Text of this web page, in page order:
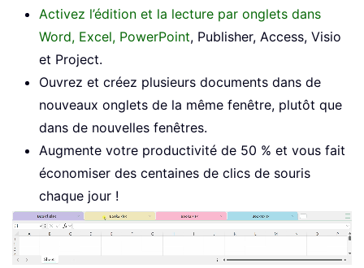
Activez l’édition et la lecture par onglets dans
Word, Excel, PowerPoint, Publisher, Access, Visio
et Project.
Ouvrez et créez plusieurs documents dans de
nouveaux onglets de la même fenêtre, plutôt que
dans de nouvelles fenêtres.
Augmente votre productivité de 50 % et vous fait
économiser des centaines de clics de souris
chaque jour !